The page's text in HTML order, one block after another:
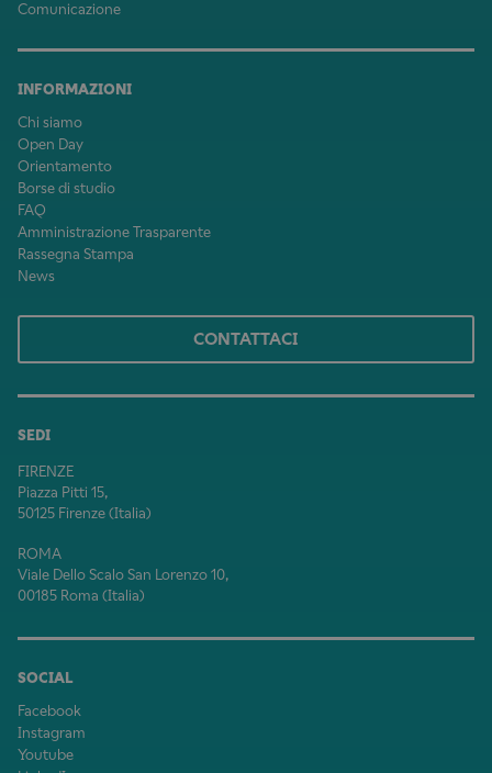
Comunicazione
INFORMAZIONI
Chi siamo
Open Day
Orientamento
Borse di studio
FAQ
Amministrazione Trasparente
Rassegna Stampa
News
SEDI
FIRENZE
Piazza Pitti 15,
50125 Firenze (Italia)
ROMA
Viale Dello Scalo San Lorenzo 10,
00185 Roma (Italia)
SOCIAL
Facebook
Instagram
Youtube
CONTATTACI